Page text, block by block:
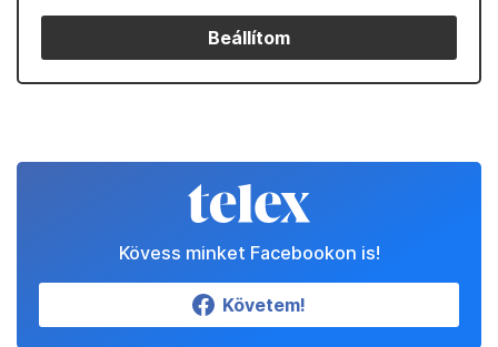
Beállítom
Kövess minket Facebookon is!
Követem!